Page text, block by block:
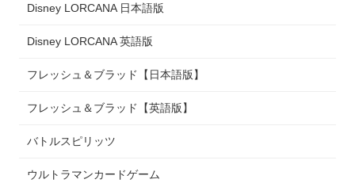
Disney LORCANA 日本語版
Disney LORCANA 英語版
フレッシュ＆ブラッド【日本語版】
フレッシュ＆ブラッド【英語版】
バトルスピリッツ
ウルトラマンカードゲーム